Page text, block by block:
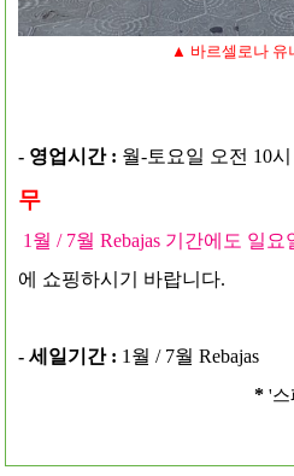
▲ 바르셀로나 유
- 영업시간 : 월-토요일 오전 10
무
1월 / 7월 Rebajas 기간에도 일요
에 쇼핑하시기 바랍니다.
- 세일기간 : 1월 / 7월 Rebajas
* '스